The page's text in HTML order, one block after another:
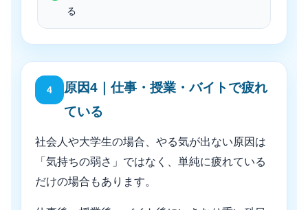
る
4
原因4｜仕事・授業・バイトで疲れ
ている
社会人や大学生の場合、やる気が出ない原因は
「気持ちの弱さ」ではなく、単純に疲れている
だけの場合もあります。